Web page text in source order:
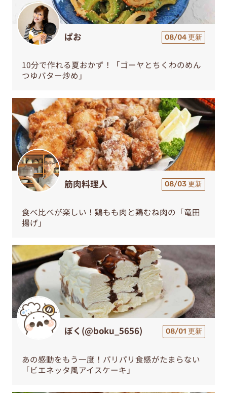
ぱお 08/04 更新
10分で作れる夏おかず！「ゴーヤとちくわのめん
つゆバター炒め」
筋肉料理人 08/03 更新
食べ比べが楽しい！鶏もも肉と鶏むね肉の「竜田
揚げ」
ぼく(@boku_5656) 08/01 更新
あの感動をもう一度！パリパリ食感がたまらない
「ビエネッタ風アイスケーキ」